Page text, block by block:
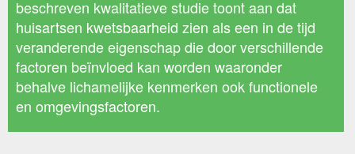
beschreven kwalitatieve studie toont aan dat
huisartsen kwetsbaarheid zien als een in de tijd
veranderende eigenschap die door verschillende
factoren beïnvloed kan worden waaronder
behalve lichamelijke kenmerken ook functionele
en omgevingsfactoren.